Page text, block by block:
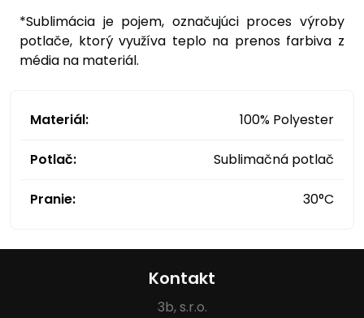
*Sublimácia je pojem, označujúci proces výroby
potlače, ktorý využíva teplo na prenos farbiva z
média na materiál.
Materiál: 100% Polyester
Potlač: Sublimačná potlač
Pranie: 30°C
Kontakt
3b, s.r.o.